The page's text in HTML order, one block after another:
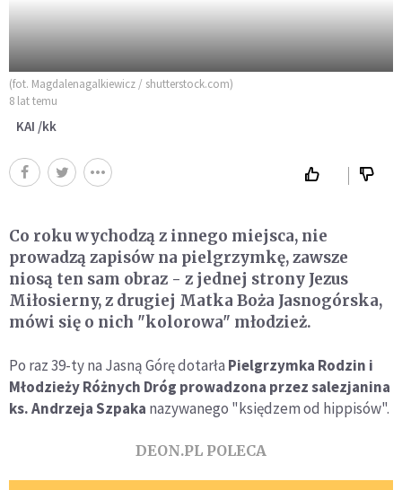
(fot. Magdalenagalkiewicz / shutterstock.com)
8 lat temu
KAI /kk
Co roku wychodzą z innego miejsca, nie
prowadzą zapisów na pielgrzymkę, zawsze
niosą ten sam obraz - z jednej strony Jezus
Miłosierny, z drugiej Matka Boża Jasnogórska,
mówi się o nich "kolorowa" młodzież.
Po raz 39-ty na Jasną Górę dotarła Pielgrzymka Rodzin i
Młodzieży Różnych Dróg prowadzona przez salezjanina
ks. Andrzeja Szpaka nazywanego "księdzem od hippisów".
DEON.PL POLECA